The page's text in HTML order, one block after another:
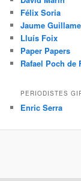
Félix Soria
Jaume
Lluís Foix
Paper Papers
Rafael Poch de
PERIODISTES
Enric Serra